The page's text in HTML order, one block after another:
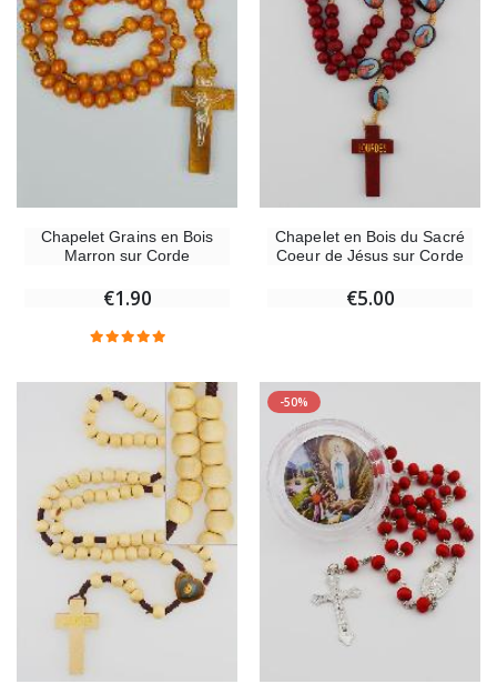
Chapelet Grains en Bois
Marron sur Corde
€1.90
Chapelet en Bois du Sacré
Coeur de Jésus sur Corde
€5.00
-50%